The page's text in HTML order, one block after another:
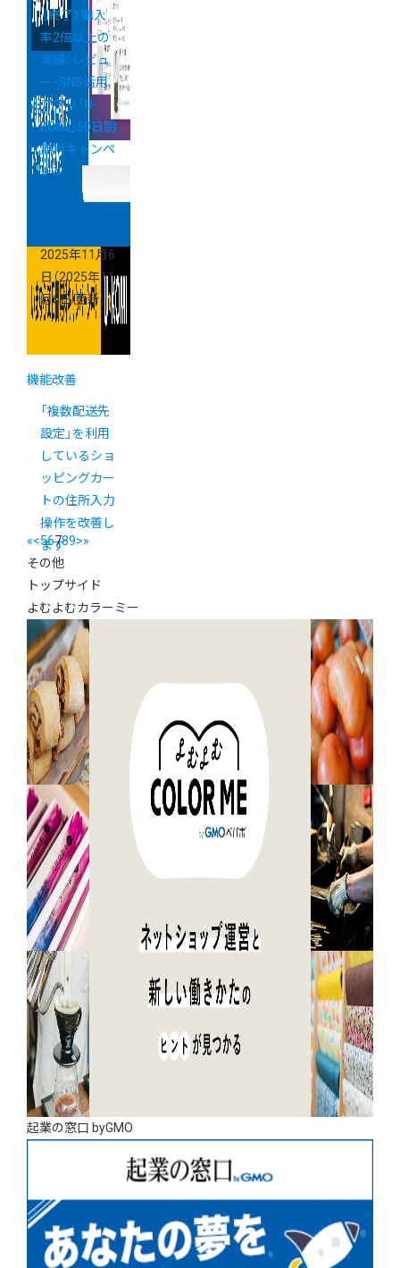
《終了》購入
率2倍以上の
実績、レビュ
ー・SNS活用
アプリ「U-
KOMI」50日間
無料キャンペ
ーン
2025年11月6
日 （2025年11
月6日 更新）
機能改善
「複数配送先
設定」を利用
しているショ
ッピングカー
トの住所入力
操作を改善し
ます
«<56789>»
その他
トップサイド
よむよむカラーミー
起業の窓口 byGMO